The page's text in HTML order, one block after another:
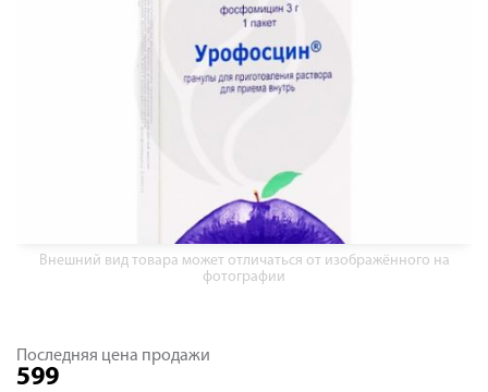
Внешний вид товара может отличаться от изображённого на
фотографии
Последняя цена продажи
599